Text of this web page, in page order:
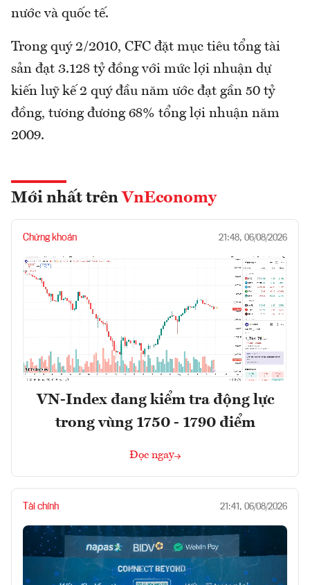
nước và quốc tế.
Trong quý 2/2010, CFC đặt mục tiêu tổng tài
sản đạt 3.128 tỷ đồng với mức lợi nhuận dự
kiến luỹ kế 2 quý đầu năm ước đạt gần 50 tỷ
đồng, tương đương 68% tổng lợi nhuận năm
2009.
Mới nhất trên VnEconomy
Chứng khoán 21:48, 06/08/2026
VN-Index đang kiểm tra động lực
trong vùng 1750 - 1790 điểm
Đọc ngay
Tài chính 21:41, 06/08/2026